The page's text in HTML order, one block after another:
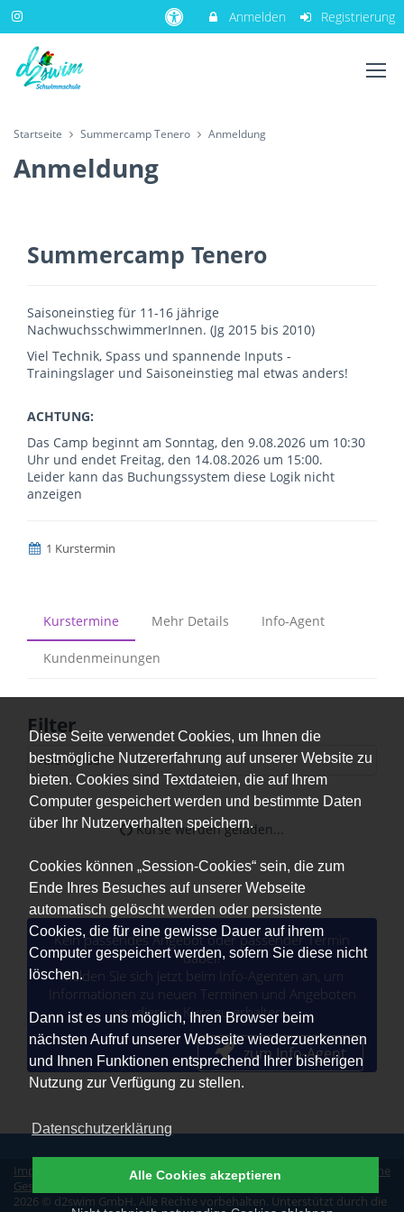
Diese Seite verwendet Cookies, um Ihnen die
bestmögliche Nutzererfahrung auf unserer Website zu
bieten. Cookies sind Textdateien, die auf Ihrem
Computer gespeichert werden und bestimmte Daten
über Ihr Nutzerverhalten speichern.
Cookies können „Session-Cookies“ sein, die zum
Ende Ihres Besuches auf unserer Webseite
automatisch gelöscht werden oder persistente
Cookies, die für eine gewisse Dauer auf ihrem
Computer gespeichert werden, sofern Sie diese nicht
löschen.
Dann ist es uns möglich, Ihren Browser beim
nächsten Aufruf unserer Webseite wiederzuerkennen
und Ihnen Funktionen entsprechend Ihrer bisherigen
Nutzung zur Verfügung zu stellen.
Datenschutzerklärung
Alle Cookies akzeptieren
Anmelden Registrierung
Startseite Summercamp Tenero Anmeldung
Anmeldung
Summercamp Tenero
Saisoneinstieg für 11-16 jährige
NachwuchsschwimmerInnen. (Jg 2015 bis 2010)
Viel Technik, Spass und spannende Inputs -
Trainingslager und Saisoneinstieg mal etwas anders!
ACHTUNG:
Das Camp beginnt am Sonntag, den 9.08.2026 um 10:30
Uhr und endet Freitag, den 14.08.2026 um 15:00.
Leider kann das Buchungssystem diese Logik nicht
anzeigen
1 Kurstermin
Kurstermine Mehr Details Info-Agent
Kundenmeinungen
Filter
Alle Kurse
Kurse werden geladen...
Kein passendes Angebot oder passender Termin
dabei?
Melden Sie sich jetzt beim Info-Agenten an, um
Informationen zu neuen Terminen und Angeboten
zu diesem Kurs zu erhalten.
zum Info-Agent
Impressum Datenschutz |Erklärung zur Barrierefreiheit
Allgemeine
Geschäftsbedingungen
2026 © d2swim GmbH. Alle Rechte vorbehalten. Unterstützt durch die